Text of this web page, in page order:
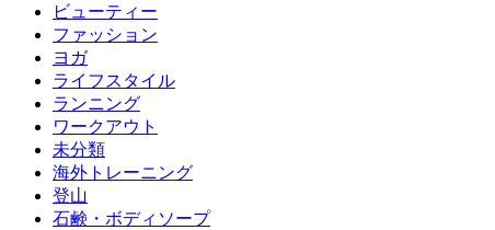
ビューティー
ファッション
ヨガ
ライフスタイル
ランニング
ワークアウト
未分類
海外トレーニング
登山
石鹸・ボディソープ